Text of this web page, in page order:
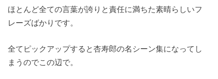
ほとんど全ての言葉が誇りと責任に満ちた素晴らしいフ
レーズばかりです。
全てピックアップすると杏寿郎の名シーン集になってし
まうのでこの辺で。